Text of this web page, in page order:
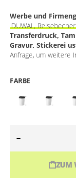
Werbe und
DUWAL,
Transferdruck,
Gravur, Stickerei
Anfrage, um weitere
FARBE
ZUM